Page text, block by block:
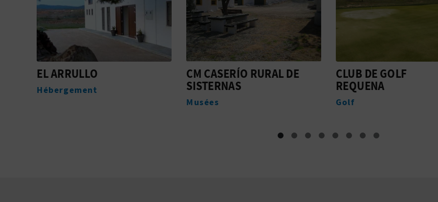
CM CASERÍO RURAL DE
SISTERNAS
CLUB DE GOLF
REQUENA
Golf
LA CASICA DEL SOL
Hébergement